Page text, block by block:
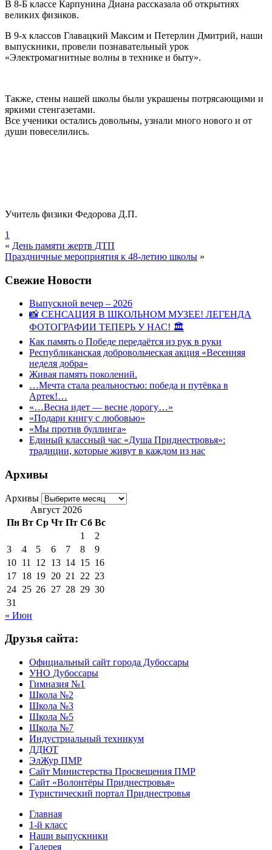
В 8-Б классе Карпунина Диана рассказала об открытиях
великих физиков.
В 9-х классов Главацкий Максим и Петерлин Дмитрий, наши
выпускники, провели познавательный урок
«Электромагнитные волны в технике и быту».
Также, стены нашей школы были украшены потрясающими и
яркими стенгазетами.
Все ученики остались довольны, узнали много нового и от
души повеселились.
Учитель физики Федорова Д.П.
1
« День памяти жертв ДТП
Праздничные мероприятия к 48-летию школы »
Свежие Новости
Выпускной вечер – 2026
📸 СЕНСАЦИЯ В ШКОЛЬНОМ МУЗЕЕ! ЛЕГЕНДА
ФОТОГРАФИИ ТЕПЕРЬ У НАС! 🏛
Как память о Победе передаётся из рук в руки
Республиканская добровольческая акция «Весенняя
неделя добра»
Живая память поколений.
…Мечта стала реальностью: победа и путёвка в
Артек!…
«…Весна идет — весне дорогу…»
«Подари книгу с любовью»
«Мы против буллинга»
Единый классный час «Душа Приднестровья»:
традиции, которые живут в каждом из нас
Архивы
Архивы
Август 2026
Пн Вт Ср Чт Пт Сб Вс
1
2
3
4 5 6 7 8
9
10 11 12 13 14 15 16
17 18 19 20 21 22 23
24 25 26 27 28 29 30
31
« Июн
Друзья сайта:
Официальный сайт города Дубоссары
УНО Дубоссары
Гимназия №1
Школа №2
Школа №3
Школа №5
Школа №7
Индустриальный техникум
ДДЮТ
ЭлЖур ПМР
Сайт Министерства Просвещения ПМР
Сайт «Волонтёры Приднестровья»
Туристический портал Приднестровья
Главная
1-й класс
Наши выпускники
Галерея